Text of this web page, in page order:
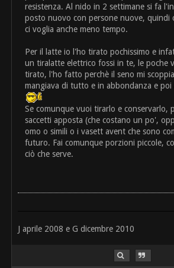
resistenza. Al nido in 2 settimane si fa
posto nuovo con persone nuove, quindi
ci voglia anche meno tempo.
Per il latte io l'ho tirato pochissimo e
un tiralatte elettrico fossi in te, le poche
tirato, l'ho fatto perchè il seno mi
mangiava di tutto e in abbondanza e poi
Se comunque vuoi tirarlo e conservarlo,
saccetti apposta (che costano un po',
omo o simili o i vasett avent che sono
futuro. Fai comunque porzioni piccole,
ciò che serve.
J aprile 2008 e G dicembre 2010